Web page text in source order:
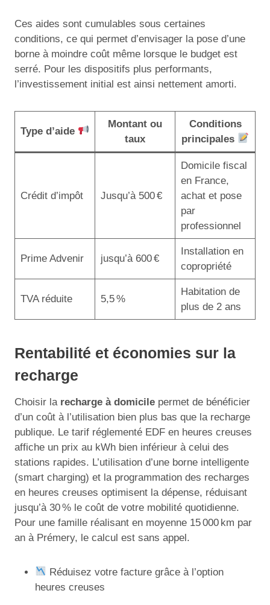
Ces aides sont cumulables sous certaines
conditions, ce qui permet d’envisager la pose d’une
borne à moindre coût même lorsque le budget est
serré. Pour les dispositifs plus performants,
l’investissement initial est ainsi nettement amorti.
Type d’aide
Montant ou
taux
Conditions
principales
Crédit d’impôt Jusqu’à 500 €
Domicile fiscal
en France,
achat et pose
par
professionnel
Prime Advenir jusqu’à 600 €
Installation en
copropriété
TVA réduite 5,5 %
Habitation de
plus de 2 ans
Rentabilité et économies sur la
recharge
Choisir la recharge à domicile permet de bénéficier
d’un coût à l’utilisation bien plus bas que la recharge
publique. Le tarif réglementé EDF en heures creuses
affiche un prix au kWh bien inférieur à celui des
stations rapides. L’utilisation d’une borne intelligente
(smart charging) et la programmation des recharges
en heures creuses optimisent la dépense, réduisant
jusqu’à 30 % le coût de votre mobilité quotidienne.
Pour une famille réalisant en moyenne 15 000 km par
an à Prémery, le calcul est sans appel.
Réduisez votre facture grâce à l’option
heures creuses